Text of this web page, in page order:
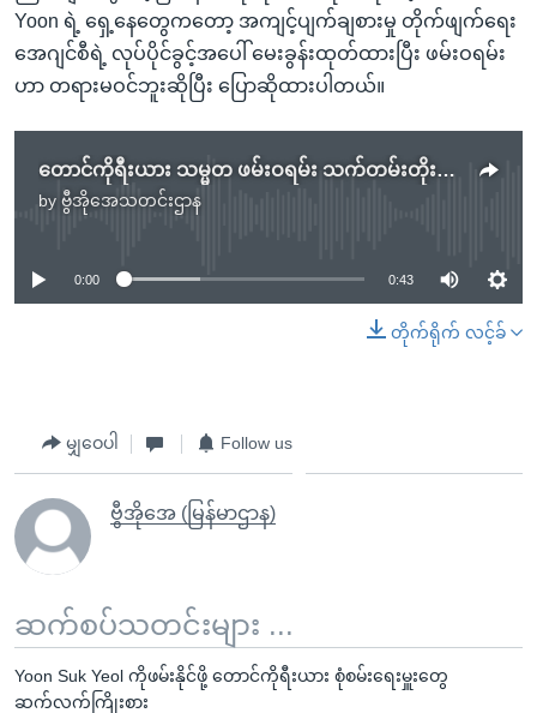
Yoon ရဲ့ ရှေ့နေတွေကတော့ အကျင့်ပျက်ချစားမှု တိုက်ဖျက်ရေး
အေဂျင်စီရဲ့ လုပ်ပိုင်ခွင့်အပေါ် မေးခွန်းထုတ်ထားပြီး ဖမ်းဝရမ်း
ဟာ တရားမဝင်ဘူးဆိုပြီး ပြောဆိုထားပါတယ်။
တောင်ကိုရီးယား သမ္မတ ဖမ်းဝရမ်း သက်တမ်းတိုးဖို့ စုံစမ်းစစ်ဆေးသူတွေတောင်းခံ
by ဗွီအိုအေသတင်းဌာန
No media source currently available
0:00 0:43
တိုက်ရိုက် လင့်ခ်
မျှဝေပါ Follow us
ဗွီအိုအေ (မြန်မာဌာန)
ဆက်စပ်သတင်းများ ...
Yoon Suk Yeol ကိုဖမ်းနိုင်ဖို့ တောင်ကိုရီးယား စုံစမ်းရေးမှူးတွေ
ဆက်လက်ကြိုးစား